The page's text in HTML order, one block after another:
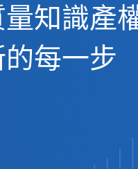
知識產
每一步